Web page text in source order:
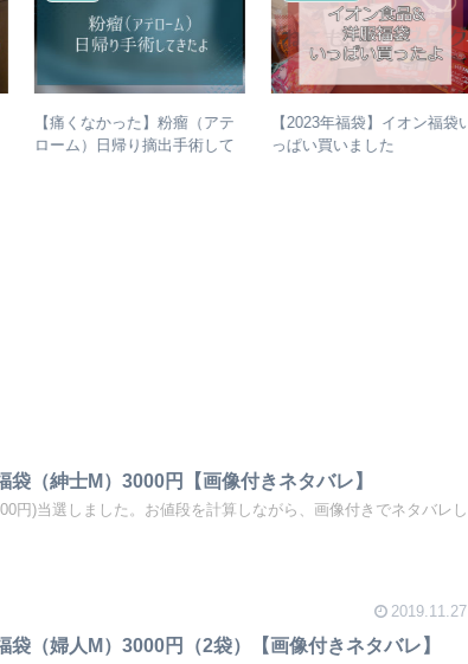
【痛くなかった】粉瘤（アテ
ローム）日帰り摘出手術して
【2023年福袋】イオン福袋い
っぱい買いました
袋（紳士M）3000円【画像付きネタバレ】
円)当選しました。お値段を計算しながら、画像付きでネタバレし
2019.11.27
袋（婦人M）3000円（2袋）【画像付きネタバレ】